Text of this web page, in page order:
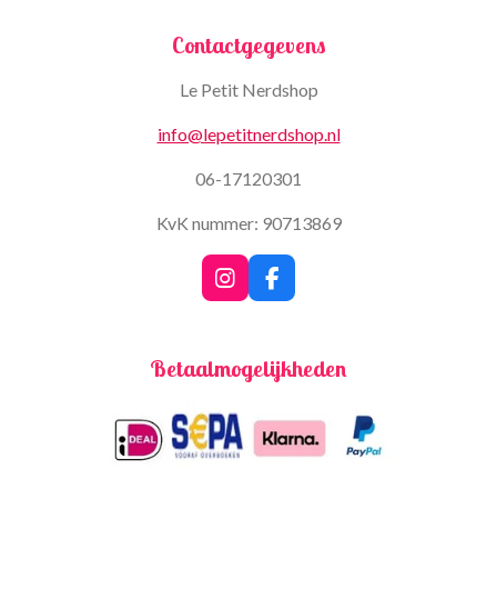
Contactgegevens
Le Petit Nerdshop
info@lepetitnerdshop.nl
06-17120301
KvK nummer: 90713869
I
n
a
r
a
m
F
a
b
k
Betaalmogelijkheden